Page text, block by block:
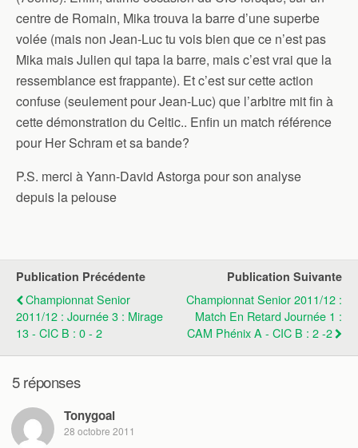
centre de Romain, Mika trouva la barre d’une superbe
volée (mais non Jean-Luc tu vois bien que ce n’est pas
Mika mais Julien qui tapa la barre, mais c’est vrai que la
ressemblance est frappante). Et c’est sur cette action
confuse (seulement pour Jean-Luc) que l’arbitre mit fin à
cette démonstration du Celtic.. Enfin un match référence
pour Her Schram et sa bande?
P.S. merci à Yann-David Astorga pour son analyse
depuis la pelouse
Publication Précédente
Championnat Senior
2011/12 : Journée 3 : Mirage
13 - CIC B : 0 - 2
Publication Suivante
Championnat Senior 2011/12 :
Match En Retard Journée 1 :
CAM Phénix A - CIC B : 2 -2
5 réponses
Tonygoal
28 octobre 2011